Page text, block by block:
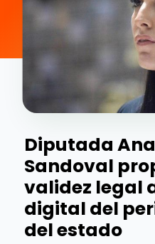
Diputada
Sandoval
validez legal
digital del
del estado